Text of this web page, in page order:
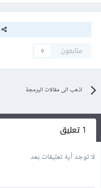
متابعون
0
اذهب الى مقالات البرمجة
1 تعليق
لا توجد أية تعليقات بعد